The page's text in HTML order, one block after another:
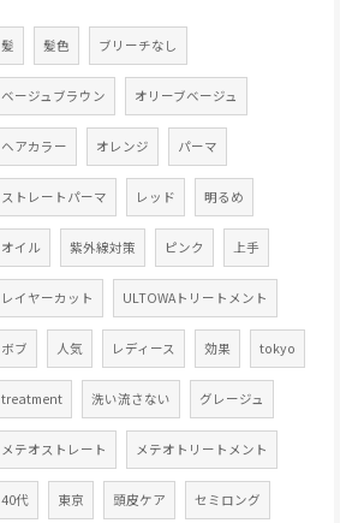
髪 髪色 ブリーチなし
ベージュブラウン オリーブベージュ
ヘアカラー オレンジ パーマ
ストレートパーマ レッド 明るめ
オイル 紫外線対策 ピンク 上手
レイヤーカット ULTOWAトリートメント
ボブ 人気 レディース 効果 tokyo
treatment 洗い流さない グレージュ
メテオストレート メテオトリートメント
40代 東京 頭皮ケア セミロング